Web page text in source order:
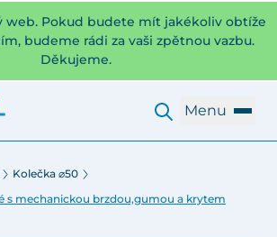
web. Pokud budete mít jakékoliv obtíže
budeme rádi za vaši zpětnou vazbu.
Děkujeme.
Menu
Kolečka ⌀50
s mechanickou brzdou,gumou a krytem